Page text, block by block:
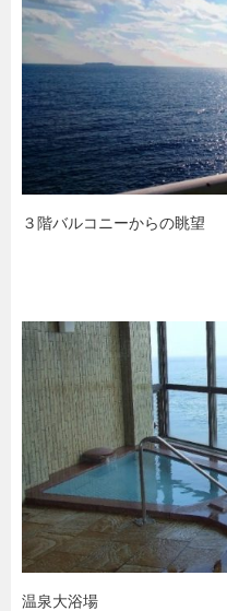
３階バルコニーからの眺望
温泉大浴場